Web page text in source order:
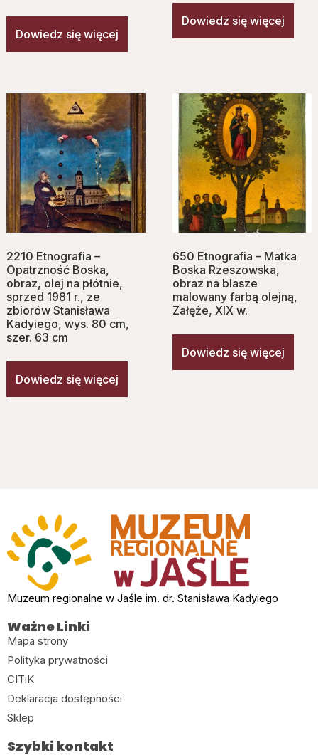
Dowiedz się więcej
Dowiedz się więcej
2210 Etnografia –
Opatrzność Boska,
obraz, olej na płótnie,
sprzed 1981 r., ze
zbiorów Stanisława
Kadyiego, wys. 80 cm,
szer. 63 cm
Dowiedz się więcej
650 Etnografia – Matka
Boska Rzeszowska,
obraz na blasze
malowany farbą olejną,
Załęże, XIX w.
Dowiedz się więcej
Muzeum regionalne w Jaśle im. dr. Stanisława Kadyiego
Ważne Linki
Mapa strony
Polityka prywatności
CITiK
Deklaracja dostępności
Sklep
Szybki kontakt